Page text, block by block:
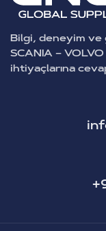
Bilgi, deneyim ve
SCANIA –
ihtiyaçlarına